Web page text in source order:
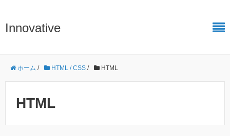
Innovative
ホーム / HTML / CSS / HTML
HTML